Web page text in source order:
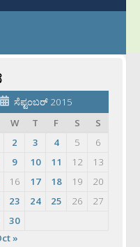
ಸೆಪ್ಟಂಬರ್ 2015
W T F S
S
2 3 4 5
6
9 10 11 12
13
16 17 18 19
20
23 24 25 26
27
30
»